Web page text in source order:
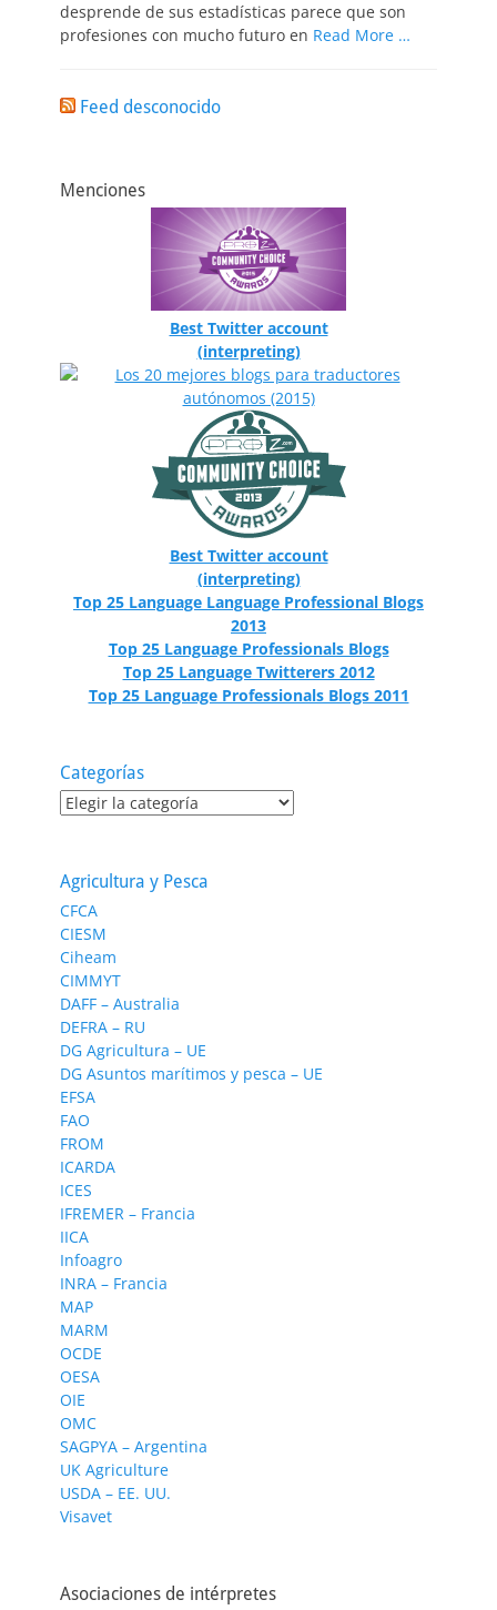
desprende de sus estadísticas parece que son
profesiones con mucho futuro en Read More …
Feed desconocido
Menciones
Best Twitter account
(interpreting)
Best Twitter account
(interpreting)
Top 25 Language Language Professional Blogs
2013
Top 25 Language Professionals Blogs
Top 25 Language Twitterers 2012
Top 25 Language Professionals Blogs 2011
Categorías
Categorías
Agricultura y Pesca
CFCA
CIESM
Ciheam
CIMMYT
DAFF – Australia
DEFRA – RU
DG Agricultura – UE
DG Asuntos marítimos y pesca – UE
EFSA
FAO
FROM
ICARDA
ICES
IFREMER – Francia
IICA
Infoagro
INRA – Francia
MAP
MARM
OCDE
OESA
OIE
OMC
SAGPYA – Argentina
UK Agriculture
USDA – EE. UU.
Visavet
Asociaciones de intérpretes